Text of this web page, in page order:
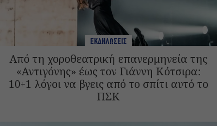
ΕΚΔΗΛΩΣΕΙΣ
Από τη χοροθεατρική επανερμηνεία της
«Αντιγόνης» έως τον Γιάννη Κότσιρα:
10+1 λόγοι να βγεις από το σπίτι αυτό το
ΠΣΚ